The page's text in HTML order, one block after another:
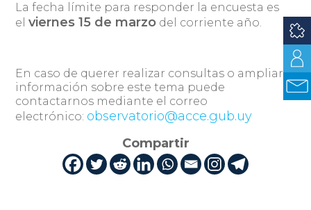
La fecha límite para responder la encuesta es
elviernes 15 de marzo del corriente año.
En caso de querer realizar consultas o ampliar
información sobre este tema puede
contactarnos mediante el correo
electrónico: observatorio@acce.gub.uy
Compartir